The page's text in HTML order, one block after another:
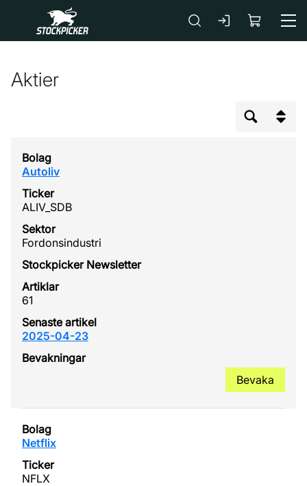
Gå till huvudinnehåll
Aktier
Autoliv
ALIV_SDB
Fordonsindustri
61
2025-04-23
Bevaka
Netflix
NFLX